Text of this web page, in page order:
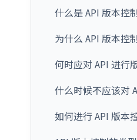
什么是 API 版本控
为什么 API 版本控
何时应对 API 进行
什么时候不应该对
如何进行 API 版本